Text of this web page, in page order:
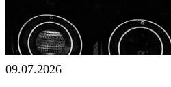
09.07.2026